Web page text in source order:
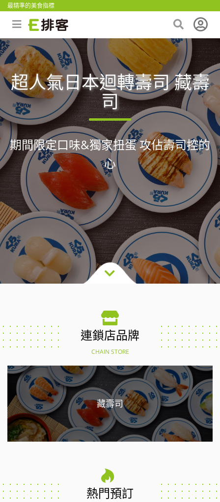
最精準的美食指標
超人氣日本迴轉壽司 藏壽
司
期間限定口味&獨家扭蛋 攻佔壽司控的
心
連鎖店品牌
CHAIN STORE
藏壽司
熱門預訂